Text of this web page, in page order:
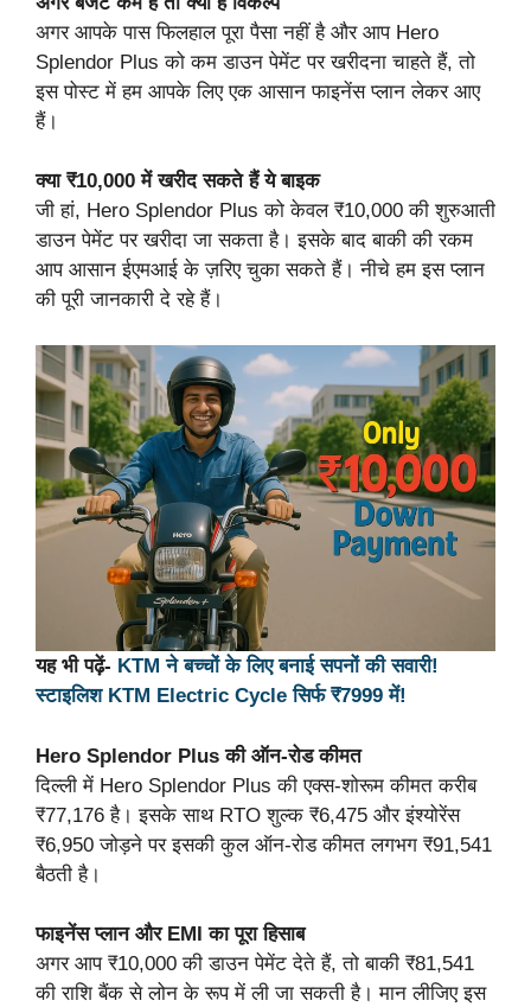
अगर आपके पास फिलहाल पूरा पैसा नहीं है और आप Hero
Splendor Plus को कम डाउन पेमेंट पर खरीदना चाहते हैं, तो
इस पोस्ट में हम आपके लिए एक आसान फाइनेंस प्लान लेकर आए
हैं।
क्या ₹10,000 में खरीद सकते हैं ये बाइक
जी हां, Hero Splendor Plus को केवल ₹10,000 की शुरुआती
डाउन पेमेंट पर खरीदा जा सकता है। इसके बाद बाकी की रकम
आप आसान ईएमआई के ज़रिए चुका सकते हैं। नीचे हम इस प्लान
की पूरी जानकारी दे रहे हैं।
यह भी पढ़ें- KTM ने बच्चों के लिए बनाई सपनों की सवारी!
स्टाइलिश KTM Electric Cycle सिर्फ ₹7999 में!
Hero Splendor Plus की ऑन-रोड कीमत
दिल्ली में Hero Splendor Plus की एक्स-शोरूम कीमत करीब
₹77,176 है। इसके साथ RTO शुल्क ₹6,475 और इंश्योरेंस
₹6,950 जोड़ने पर इसकी कुल ऑन-रोड कीमत लगभग ₹91,541
बैठती है।
फाइनेंस प्लान और EMI का पूरा हिसाब
अगर आप ₹10,000 की डाउन पेमेंट देते हैं, तो बाकी ₹81,541
की राशि बैंक से लोन के रूप में ली जा सकती है। मान लीजिए इस